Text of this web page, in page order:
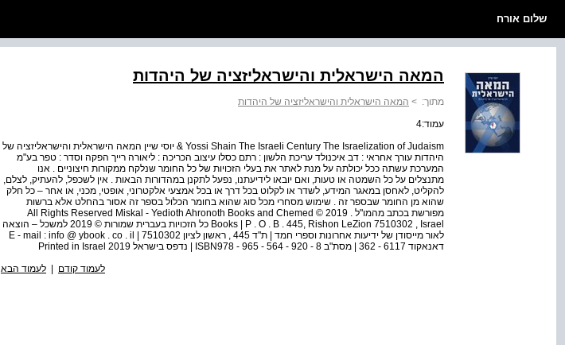
שלום אורח
המאה הישראלית והישראליזציה של היהדות
מתוך: > המאה הישראלית והישראליזציה של היהדות
עמוד:4
Yossi Shain The Israeli Century The Israelization of Judaism & יוסי שיין המאה הישראלית והישראליזציה של
היהדות עורך אחראי : דב איכנולד עריכת הלשון : רתם כסלו עיצוב הכריכה : ליאורה רייך הפקה וסדר : טפר בע"מ
המערכת עשתה ככל יכולתה על מנת לאתר את בעלי הזכויות של כל החומר שנלקח ממקורות חיצוניים . אנו
מתנצלים על כל השמטה או טעות, ואם יובאו לידיעתנו, נפעל לתקנן במהדורות הבאות . אין לשכפל, להעתיק, לצלם,
להקליט, לאחסן במאגר המידע, לשדר או לקלוט בכל דרך או בכל אמצעי אלקטרוני, אופטי, מכני, או אחר – כל חלק
שהוא מן החומר שבספר זה . שימוש מסחרי מכל סוג שהוא בחומר הכלול בספר זה אסור בהחלט אלא ברשות
מפורשת בכתב מהמו"ל . 2019 © All Rights Reserved Miskal - Yedioth Ahronoth Books and Chemed
Books | P . O . B . 445, Rishon LeZion 7510302 , Israel כל הזכויות בעברית שמורות © 2019 למשכל – הוצאה
לאור מייסודן של ידיעות אחרונות וספרי חמד | ת"ד 445 , ראשון לציון 7510302 | E - mail : info @ ybook . co . il
דאנאקוד 6117 - 362 | מסת"ב 8 - 920 - 564 - 965 - ISBN978 | נדפס בישראל 2019 Printed in Israel
לעמוד קודם | לעמוד הבא